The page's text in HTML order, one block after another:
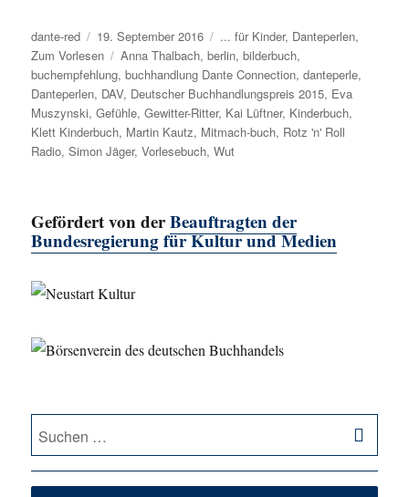
Autor
dante-red
Veröffentlicht
am
19. September 2016 Kategorien
... für Kinder, Danteperlen,
Zum Vorlesen
Schlagwörter
Anna Thalbach,berlin,bilderbuch,
buchempfehlung,buchhandlung Dante Connection,danteperle,
Danteperlen, DAV, Deutscher Buchhandlungspreis 2015, Eva
Muszynski,Gefühle,Gewitter-Ritter, Kai Lüftner, Kinderbuch,
Klett Kinderbuch, Martin Kautz, Mitmach-buch, Rotz 'n' Roll
Radio,Simon Jäger,Vorlesebuch,Wut
Gefördert von derBeauftragten der
Bundesregierung für Kultur und Medien
Suche
nach: